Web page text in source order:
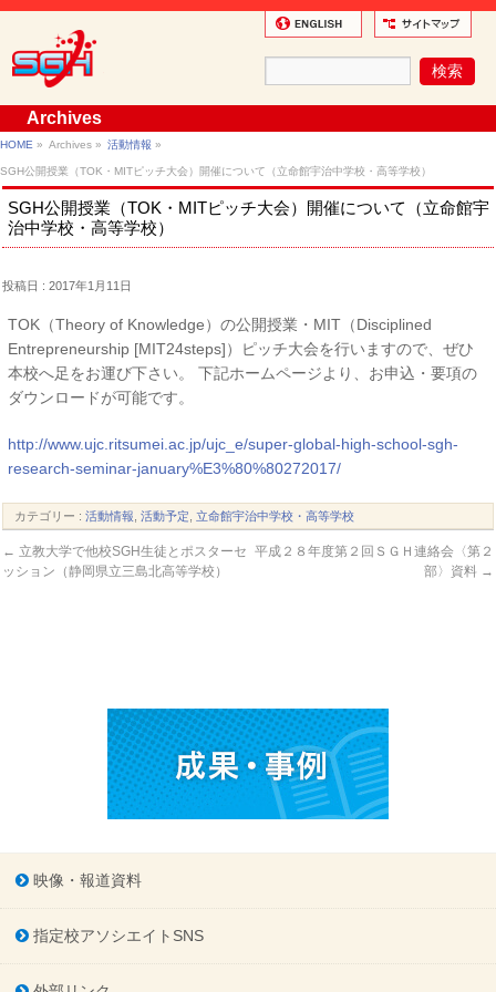
Archives
HOME » Archives » 活動情報 »
SGH公開授業（TOK・MITピッチ大会）開催について（立命館宇治中学校・高等学校）
SGH公開授業（TOK・MITピッチ大会）開催について（立命館宇
治中学校・高等学校）
投稿日 : 2017年1月11日
TOK（Theory of Knowledge）の公開授業・MIT（Disciplined
Entrepreneurship [MIT24steps]）ピッチ大会を行いますので、ぜひ
本校へ足をお運び下さい。 下記ホームページより、お申込・要項の
ダウンロードが可能です。
http://www.ujc.ritsumei.ac.jp/ujc_e/super-global-high-school-sgh-
research-seminar-january%E3%80%80272017/
カテゴリー :活動情報 ,活動予定 ,立命館宇治中学校・高等学校
← 立教大学で他校SGH生徒とポスターセ
ッション（静岡県立三島北高等学校）
平成２８年度第２回ＳＧＨ連絡会〈第２
部〉資料 →
映像・報道資料
指定校アソシエイトSNS